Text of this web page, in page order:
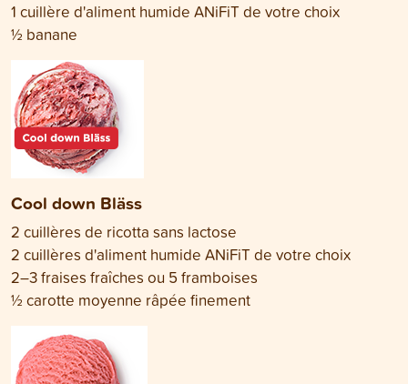
1 cuillère d'aliment humide ANiFiT de votre choix
½ banane
Cool down Bläss
2 cuillères de ricotta sans lactose
2 cuillères d'aliment humide ANiFiT de votre choix
2–3 fraises fraîches ou 5 framboises
½ carotte moyenne râpée finement